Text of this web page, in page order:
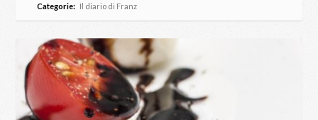
Categorie: Il diario di Franz